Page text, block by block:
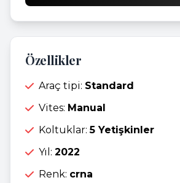
Özellikler
Araç tipi: Standard
Vites: Manual
Koltuklar:5 Yetişkinler
Yıl: 2022
Renk: crna